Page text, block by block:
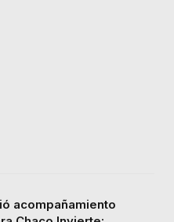
acompañamiento